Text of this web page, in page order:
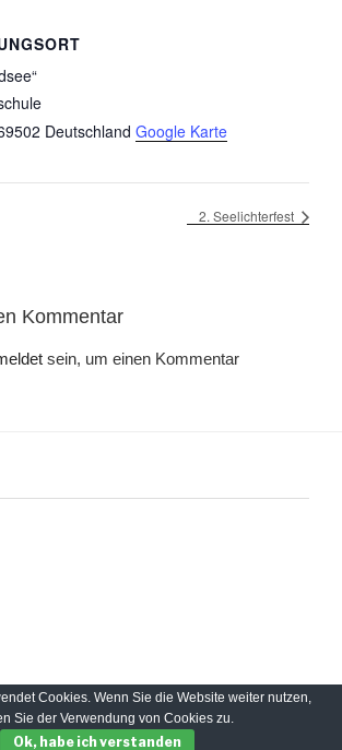
Deutschland Google Karte
2. Seelichterfest
Kommentar
sein, um einen Kommentar
präsentiert von WordPress
Cookies. Wenn Sie die Website weiter nutzen,
Sie der Verwendung von Cookies zu.
Ok, habe ich verstanden